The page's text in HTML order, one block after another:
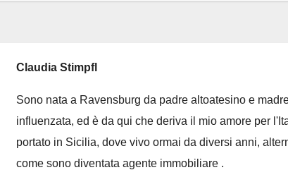
Claudia Stimpfl
Sono nata a Ravensburg da padre altoatesino e
influenzata, ed è da qui che deriva il mio amore per
portato in Sicilia, dove vivo ormai da diversi anni,
come sono diventata agente immobiliare .